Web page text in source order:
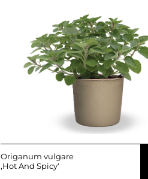
Origanum vulgare
‚Hot And Spicy‘